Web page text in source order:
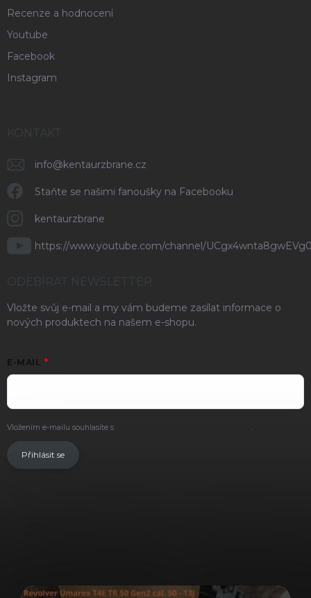
Recenze a hodnocení
Youtube
Facebook
Instagram
KONTAKT
info@kentaurzbrane.cz
Staňte se našimi fanoušky na Facebooku
kentaurzbrane
https://www.youtube.com/channel/
ODEBÍRAT NEWSLETTER
Vložte svůj e-mail a my vám budeme zasílat informace o
nových produktech na našem e-shopu.
E-MAIL
Vložením e-mailu souhlasíte s .
Přihlásit se